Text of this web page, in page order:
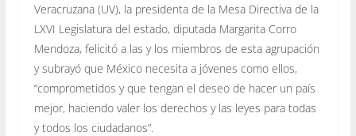
Veracruzana (UV), la presidenta de la Mesa Directiva de la
LXVI Legislatura del estado, diputada Margarita Corro
Mendoza, felicitó a las y los miembros de esta agrupación
y subrayó que México necesita a jóvenes como ellos,
“comprometidos y que tengan el deseo de hacer un país
mejor, haciendo valer los derechos y las leyes para todas
y todos los ciudadanos”.